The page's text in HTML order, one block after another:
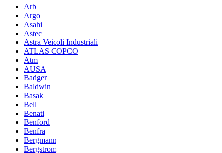
Arb
Argo
Asahi
Astec
Astra Veicoli Industriali
ATLAS COPCO
Atm
AUSA
Badger
Baldwin
Basak
Bell
Benati
Benford
Benfra
Bergmann
Bergstrom